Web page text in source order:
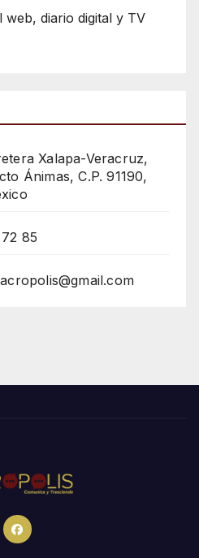
diario digital y TV
Xalapa-Veracruz,
Ánimas, C.P. 91190,
85